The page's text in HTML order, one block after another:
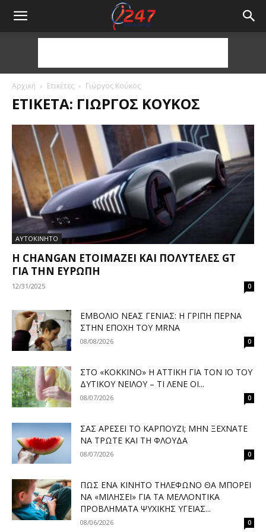
Αρχική Ετικέτες Γιώργος Κούκος
ΕΤΙΚΈΤΑ: ΓΙΏΡΓΟΣ ΚΟΎΚΟΣ
ΑΥΤΟΚΙΝΗΤΟ
Η CHANGAN ΕΤΟΙΜΆΖΕΙ ΚΑΙ ΠΟΛΥΤΕΛΈΣ GT
ΓΙΑ ΤΗΝ ΕΥΡΏΠΗ
12/31/2025 0
ΕΜΒΌΛΙΟ ΝΈΑΣ ΓΕΝΙΆΣ: Η ΓΡΊΠΗ ΠΕΡΝΆ
ΣΤΗΝ ΕΠΟΧΉ ΤΟΥ MRNA
08/08/2026 0
ΣΤΟ «ΚΌΚΚΙΝΟ» Η ΑΤΤΙΚΉ ΓΙΑ ΤΟΝ ΙΌ ΤΟΥ
ΔΥΤΙΚΟΎ ΝΕΊΛΟΥ – ΤΙ ΛΈΝΕ ΟΙ...
08/07/2026 0
ΣΑΣ ΑΡΈΣΕΙ ΤΟ ΚΑΡΠΟΎΖΙ; ΜΗΝ ΞΕΧΝΆΤΕ
ΝΑ ΤΡΏΤΕ ΚΑΙ ΤΗ ΦΛΟΎΔΑ
08/07/2026 0
ΠΏΣ ΈΝΑ ΚΙΝΗΤΌ ΤΗΛΈΦΩΝΟ ΘΑ ΜΠΟΡΕΊ
ΝΑ «ΜΙΛΉΣΕΙ» ΓΙΑ ΤΑ ΜΕΛΛΟΝΤΙΚΆ
ΠΡΟΒΛΉΜΑΤΑ ΨΥΧΙΚΉΣ ΥΓΕΊΑΣ...
08/06/2026 0